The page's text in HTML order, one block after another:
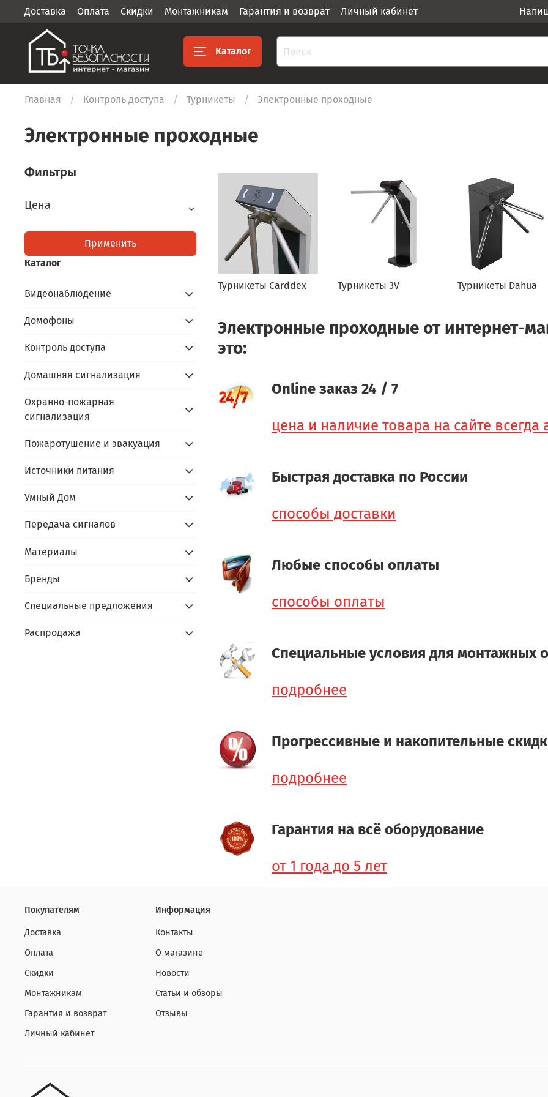
Доставка Оплата Скидки Монтажникам Гарантия и возврат Личный кабинет
Каталог
Главная Контроль доступа Турникеты Электронные проходные
Электронные проходные
Турникеты Carddex Турникеты 3V Турникеты Dahua
Электронные проходные от интернет-
это:
Online заказ 24 / 7
цена и наличие товара на сайте всегда
Быстрая доставка по России
способы доставки
Любые способы оплаты
способы оплаты
Специальные условия для монтажных
подробнее
Прогрессивные и накопительные
подробнее
Гарантия на всё оборудование
от 1 года до 5 лет
Фильтры
Цена
Применить
Каталог
Видеонаблюдение
Домофоны
Контроль доступа
Домашняя сигнализация
Охранно-пожарная
сигнализация
Пожаротушение и эвакуация
Источники питания
Умный Дом
Передача сигналов
Материалы
Бренды
Специальные предложения
Распродажа
Покупателям
Доставка
Оплата
Скидки
Монтажникам
Гарантия и возврат
Личный кабинет
Информация
Контакты
О магазине
Новости
Статьи и обзоры
Отзывы